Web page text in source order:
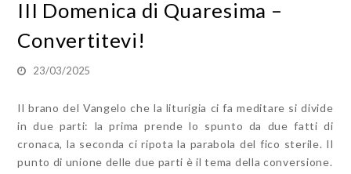
III Domenica di Quaresima –
Convertitevi!
23/03/2025
Il brano del Vangelo che la liturigia ci fa meditare si divide
in due parti: la prima prende lo spunto da due fatti di
cronaca, la seconda ci ripota la parabola del fico sterile. Il
punto di unione delle due parti è il tema della conversione.